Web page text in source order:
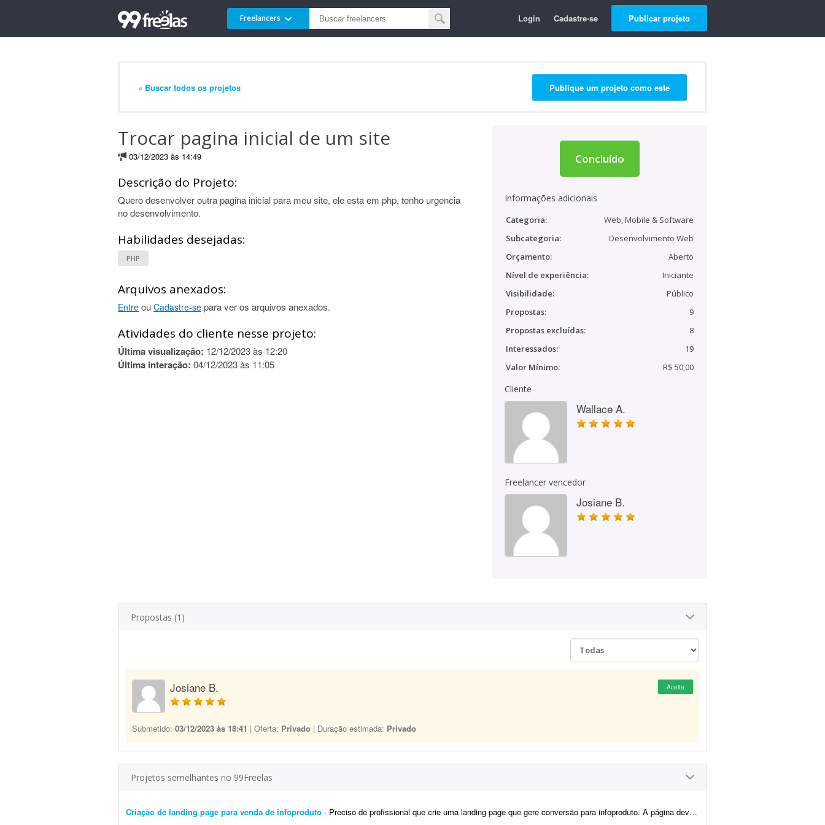
Freelancers Login Cadastre-se Publicar projeto
« Buscar todos os projetos Publique um projeto como este
Trocar pagina inicial de um site
03/12/2023 às 14:49
Descrição do Projeto:
Quero desenvolver outra pagina inicial para meu site, ele esta em php, tenho urgencia
no desenvolvimento.
Habilidades desejadas:
PHP
Arquivos anexados:
Entre ou Cadastre-se para ver os arquivos anexados.
Atividades do cliente nesse projeto:
Última visualização: 12/12/2023 às 12:20
Última interação: 04/12/2023 às 11:05
Concluído
Informações adicionais
Categoria:
Web, Mobile & Software
Subcategoria:
Desenvolvimento Web
Orçamento:
Aberto
Nível de experiência:
Iniciante
Visibilidade:
Público
Propostas:
9
Propostas excluídas:
8
Interessados:
19
Valor Mínimo:
R$ 50,00
Cliente
Wallace A.
Freelancer vencedor
Josiane B.
Propostas (1)
Josiane B. Aceita
Submetido: 03/12/2023 às 18:41 | Oferta: Privado | Duração estimada: Privado
Projetos semelhantes no 99Freelas
Criação de landing page para venda de infoproduto - Preciso de profissional que crie uma landing page que gere conversão para infoproduto. A página deve ter conteúdo e layout focados em vendas, com elementos que incentivem a con...